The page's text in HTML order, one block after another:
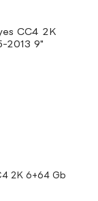
2K 6+64 Gb